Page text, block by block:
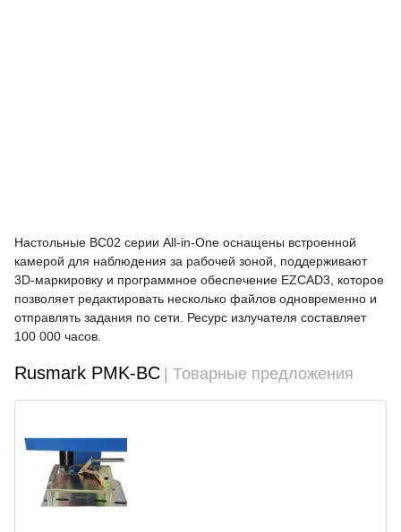
Настольные BC02 серии All-in-One оснащены встроенной
камерой для наблюдения за рабочей зоной, поддерживают
3D-маркировку и программное обеспечение EZCAD3, которое
позволяет редактировать несколько файлов одновременно и
отправлять задания по сети. Ресурс излучателя составляет
100 000 часов.
Rusmark PMK-BC | Товарные предложения